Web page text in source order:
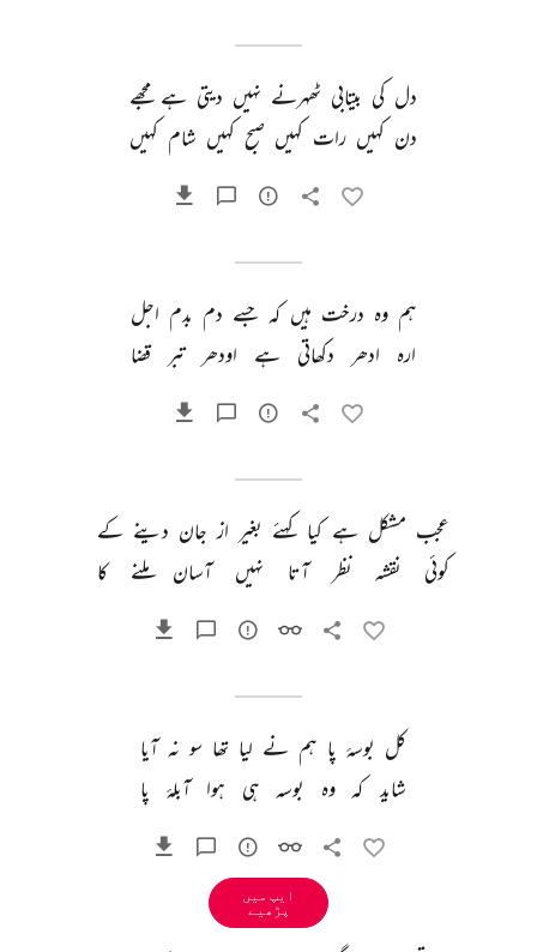
دل کی بیتابی ٹھہرنے نہیں دیتی ہے مجھے
دن کہیں رات کہیں صبح کہیں شام کہیں
ہم وہ درخت ہیں کہ جسے دم بدم اجل
ارہ
ادھر دکھاتی ہے اودھر تبر قضا
عجب مشکل ہے کیا کہئے بغیر از جان دینے کے
کوئی
نقشہ نظر آتا نہیں آسان ملنے کا
کل بوسۂ پا ہم نے لیا تھا سو نہ آیا
شاید کہ وہ بوسہ ہی ہوا آبلۂ پا
ایپ میں
پڑھیے